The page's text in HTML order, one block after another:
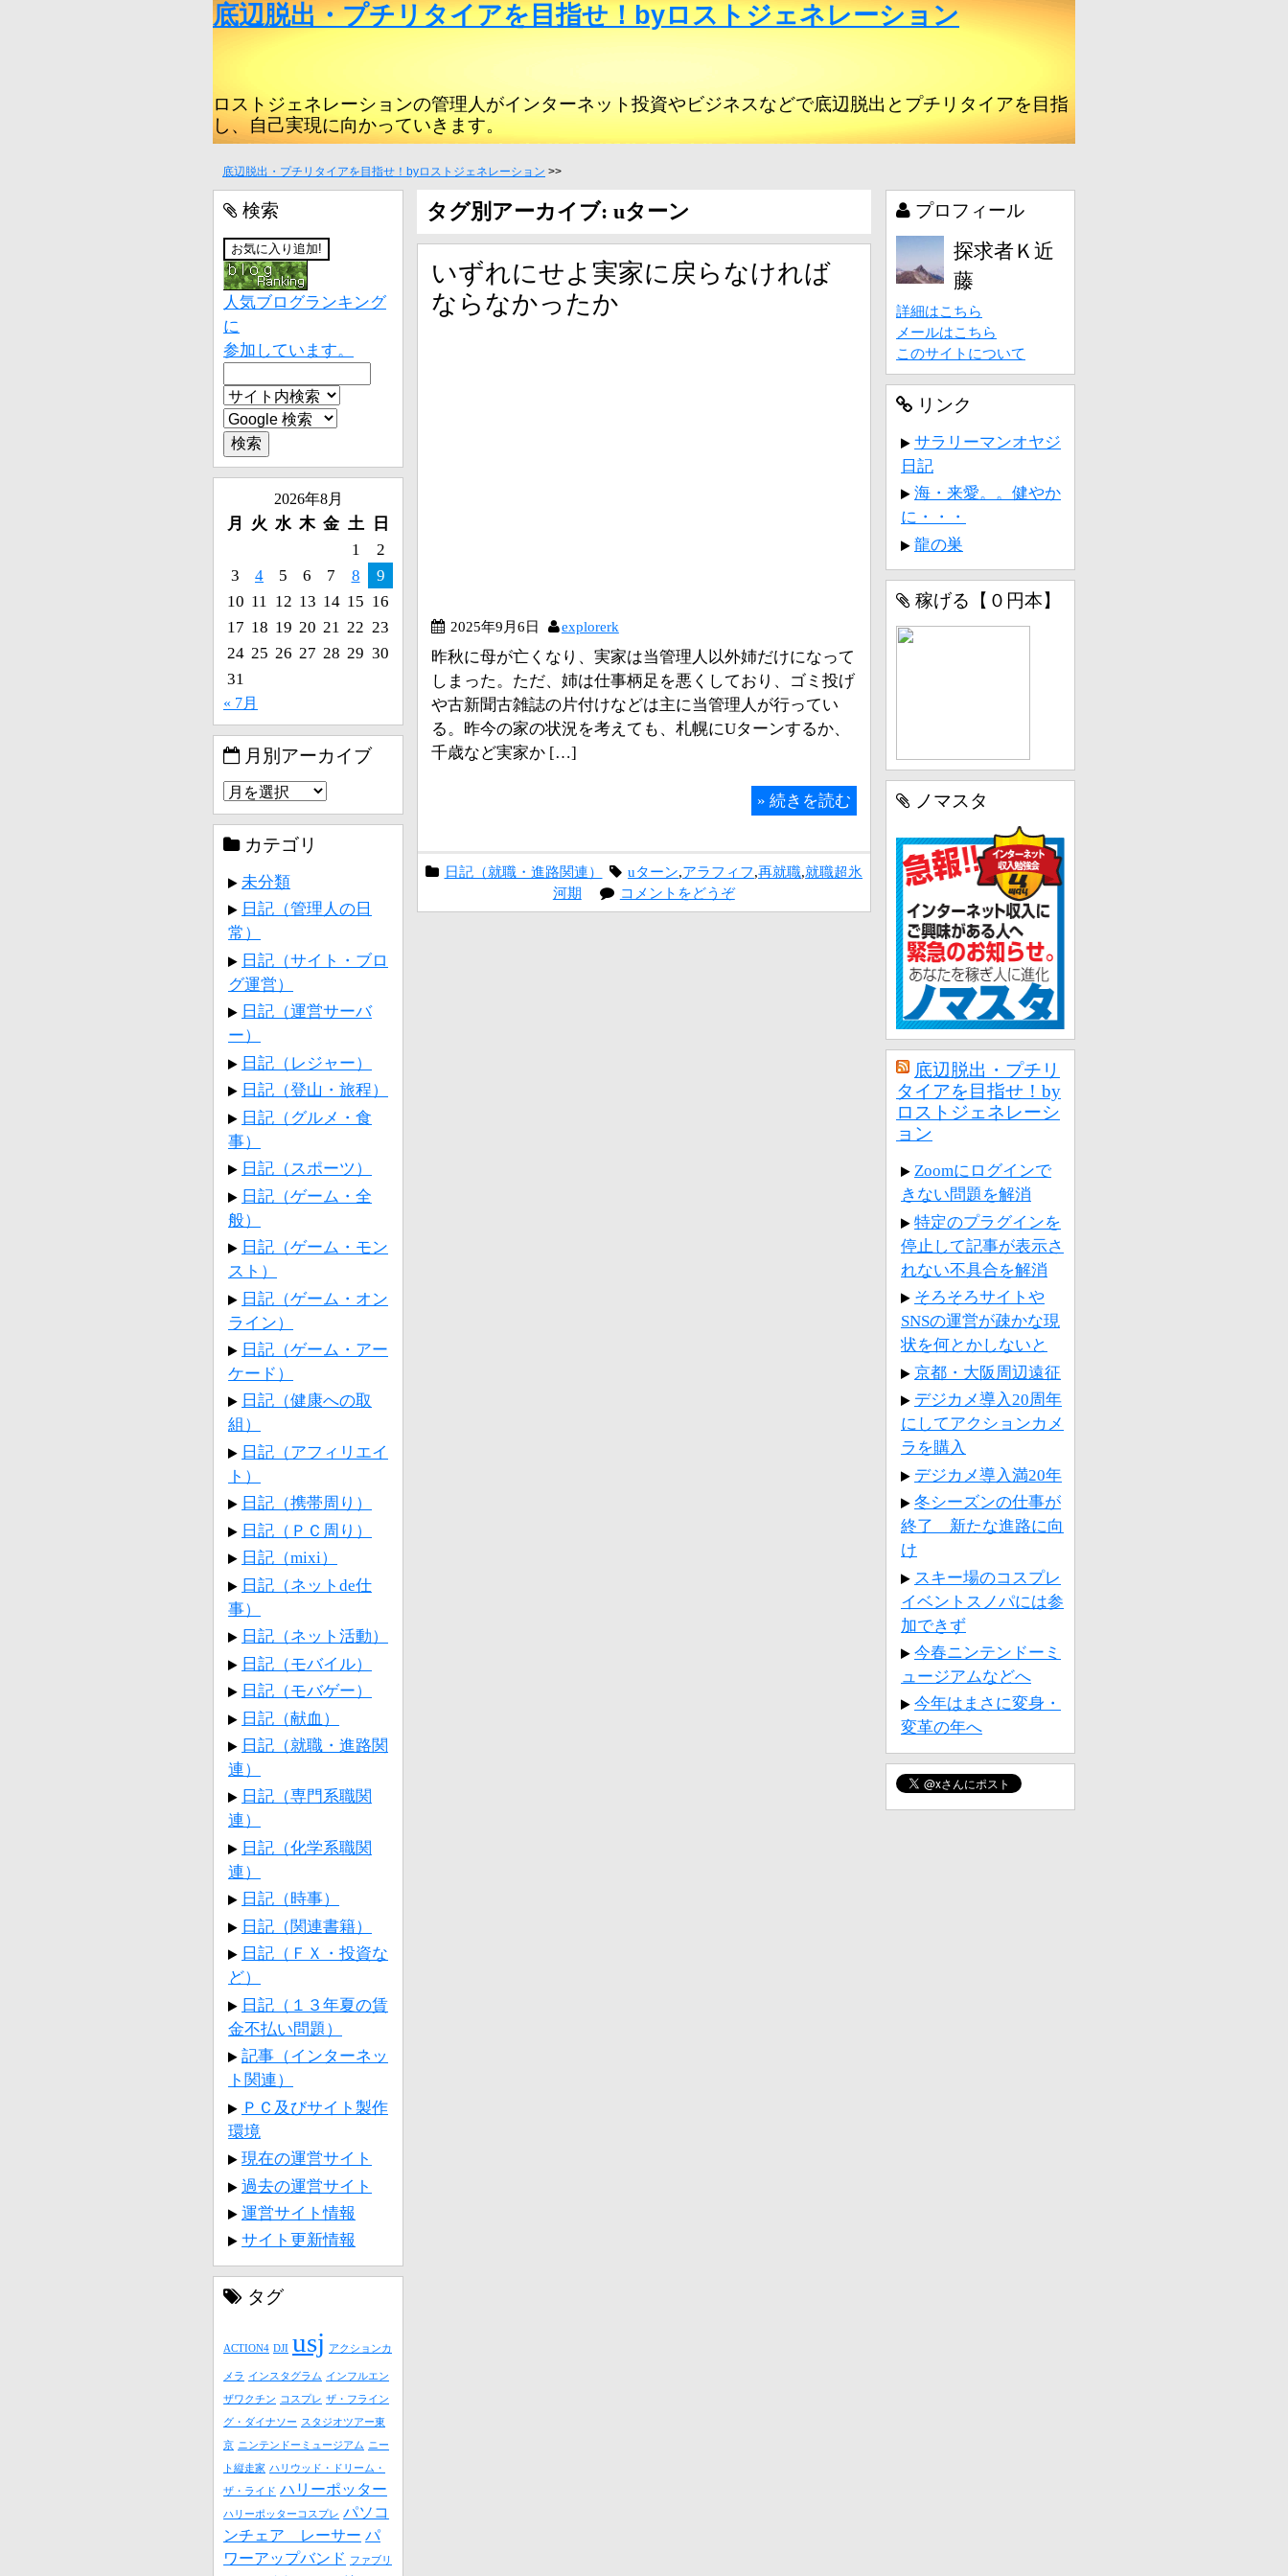
底辺脱出・プチリタイアを目指せ！byロストジェネレーション
ロストジェネレーションの管理人がインターネット投資やビジネスなどで底辺脱出とプチリタイアを目指
し、自己実現に向かっていきます。
底辺脱出・プチリタイアを目指せ！byロストジェネレーション >>
タグ別アーカイブ: uターン
いずれにせよ実家に戻らなければ
ならなかったか
2025年9月6日 explorerk
昨秋に母が亡くなり、実家は当管理人以外姉だけになって
しまった。ただ、姉は仕事柄足を悪くしており、ゴミ投げ
や古新聞古雑誌の片付けなどは主に当管理人が行ってい
る。昨今の家の状況を考えても、札幌にUターンするか、
千歳など実家か […]
» 続きを読む
日記（就職・進路関連） uターン アラフィフ ,再就職 ,就職超氷
河期
コメントをどうぞ
検索
人気ブログランキング
に
参加しています。
2026年8月
月 火 水 木 金 土
日
1
2
3
4 5 6 7 8
9
10 11 12 13 14 15 16
17 18 19 20 21 22 23
24 25 26 27 28 29 30
31
« 7月
月別アーカイブ
カテゴリ
未分類
日記（管理人の日
常）
日記（サイト・ブロ
グ運営）
日記（運営サーバ
ー）
日記（レジャー）
日記（登山・旅程）
日記（グルメ・食
事）
日記（スポーツ）
日記（ゲーム・全
般）
日記（ゲーム・モン
スト）
日記（ゲーム・オン
ライン）
日記（ゲーム・アー
ケード）
日記（健康への取
組）
日記（アフィリエイ
ト）
日記（携帯周り）
日記（ＰＣ周り）
日記（mixi）
日記（ネットde仕
事）
日記（ネット活動）
日記（モバイル）
日記（モバゲー）
日記（献血）
日記（就職・進路関
連）
日記（専門系職関
連）
日記（化学系職関
連）
日記（時事）
日記（関連書籍）
日記（ＦＸ・投資な
ど）
日記（１３年夏の賃
金不払い問題）
記事（インターネッ
ト関連）
ＰＣ及びサイト製作
環境
現在の運営サイト
過去の運営サイト
運営サイト情報
サイト更新情報
タグ
ACTION4 DJI usj アクションカ
メラ インスタグラム インフルエン
ザワクチン コスプレ ザ・フライン
グ・ダイナソー スタジオツアー東
京 ニンテンドーミュージアム ニー
ト縦走家 ハリウッド・ドリーム・
ザ・ライド ハリーポッター
ハリーポッターコスプレ パソコ
ンチェア レーサー パ
ワーアップバンド
ファブリ
プロフィール
探求者Ｋ近
藤
詳細はこちら
メールはこちら
このサイトについて
リンク
サラリーマンオヤジ
日記
海・来愛。。健やか
に・・・
龍の巣
稼げる【０円本】
ノマスタ
底辺脱出・プチリ
タイアを目指せ！by
ロストジェネレーシ
ョン
Zoomにログインで
きない問題を解消
特定のプラグインを
停止して記事が表示さ
れない不具合を解消
そろそろサイトや
SNSの運営が疎かな現
状を何とかしないと
京都・大阪周辺遠征
デジカメ導入20周年
にしてアクションカメ
ラを購入
デジカメ導入満20年
冬シーズンの仕事が
終了 新たな進路に向
け
スキー場のコスプレ
イベントスノパには参
加できず
今春ニンテンドーミ
ュージアムなどへ
今年はまさに変身・
変革の年へ